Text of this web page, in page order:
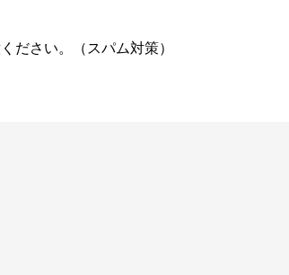
ださい。（スパム対策）